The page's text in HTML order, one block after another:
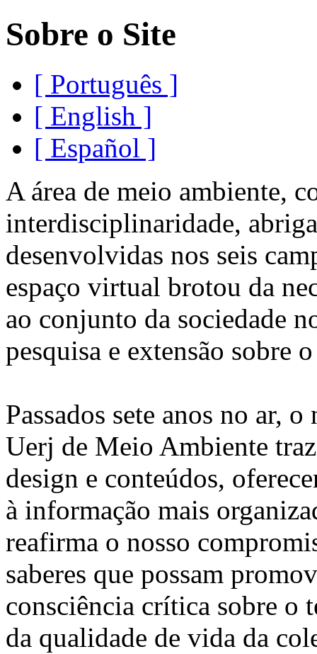
Sobre o Site
[ Português ]
[ English ]
[ Español ]
A área de meio ambiente,
interdisciplinaridade,
desenvolvidas nos seis
espaço virtual brotou da
ao conjunto da sociedade
pesquisa e extensão sobre
Passados sete anos no ar,
Uerj de Meio Ambiente
design e conteúdos,
à informação mais
reafirma o nosso
saberes que possam
consciência crítica sobre o
da qualidade de vida da